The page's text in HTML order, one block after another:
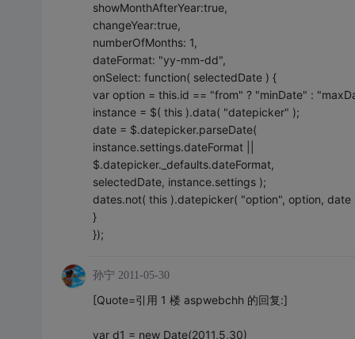
showMonthAfterYear:true,
changeYear:true,
numberOfMonths: 1,
dateFormat: "yy-mm-dd",
onSelect: function( selectedDate ) {
var option = this.id == "from" ? "minDate" :
instance = $( this ).data( "datepicker" );
date = $.datepicker.parseDate(
instance.settings.dateFormat ||
$.datepicker._defaults.dateFormat,
selectedDate, instance.settings );
dates.not( this ).datepicker( "option", option, date
}
});
孙宁 2011-05-30
[Quote=引用 1 楼 aspwebchh 的回复:]
var d1 = new Date(2011,5,30)